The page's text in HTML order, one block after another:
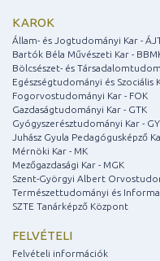
KAROK
Állam- és Jogtudományi Kar -
Bartók Béla Művészeti Kar -
Bölcsészet- és
Egészségtudományi és Szociális
Fogorvostudományi Kar - FOK
Gazdaságtudományi Kar - GTK
Gyógyszerésztudományi Kar -
Juhász Gyula Pedagógusképző
Mérnöki Kar - MK
Mezőgazdasági Kar - MGK
Szent-Györgyi Albert
Természettudományi és
SZTE Tanárképző Központ
FELVÉTELI
Felvételi információk